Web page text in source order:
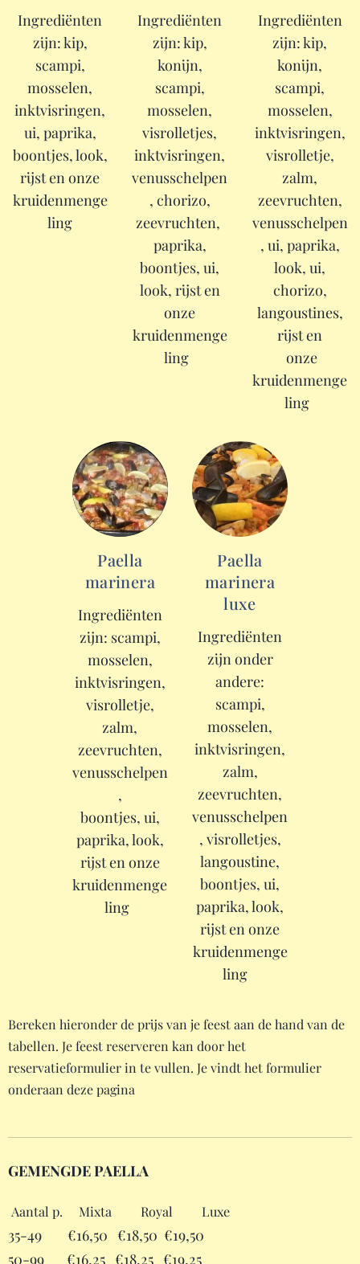
Ingrediënten
zijn: kip,
scampi,
mosselen,
inktvisringen,
ui, paprika,
boontjes, look,
rijst en onze
kruidenmenge
ling
Ingrediënten
zijn: kip,
konijn,
scampi,
mosselen,
visrolletjes,
inktvisringen,
venusschelpen
, chorizo,
zeevruchten,
paprika,
boontjes, ui,
look, rijst en
onze
kruidenmenge
ling
Ingrediënten
zijn: kip,
konijn,
scampi,
mosselen,
inktvisringen,
visrolletje,
zalm,
zeevruchten,
venusschelpen
, ui, paprika,
look, ui,
chorizo,
langoustines,
rijst en
onze
kruidenmenge
ling
Paella
marinera
Ingrediënten
zijn: scampi,
mosselen,
inktvisringen,
visrolletje,
zalm,
zeevruchten,
venusschelpen
,
boontjes, ui,
paprika, look,
rijst en onze
kruidenmenge
ling
Paella
marinera
luxe
Ingrediënten
zijn onder
andere:
scampi,
mosselen,
inktvisringen,
zalm,
zeevruchten,
venusschelpen
, visrolletjes,
langoustine,
boontjes, ui,
paprika, look,
rijst en onze
kruidenmenge
ling
Bereken hieronder de prijs van je feest aan de hand van de
tabellen. Je feest reserveren kan door het
reservatieformulier in te vullen. Je vindt het formulier
onderaan deze pagina
GEMENGDE PAELLA
Aantal p. Mixta Royal Luxe
35-49 €16,50 €18,50 €19,50
50-99 €16,25 €18,25 €19,25